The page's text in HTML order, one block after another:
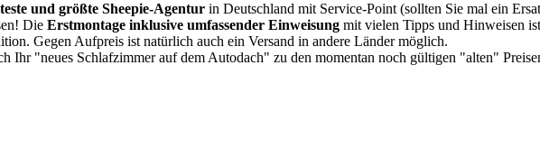
und größte Sheepie-Agentur in Deutschland mit Service-Point (sollten Sie mal ein
Die Erstmontage inklusive umfassender Einweisung mit vielen Tipps und Hinweisen
Gegen Aufpreis ist natürlich auch ein Versand in andere Länder möglich.
Ihr "neues Schlafzimmer auf dem Autodach" zu den momentan noch gültigen "alten"